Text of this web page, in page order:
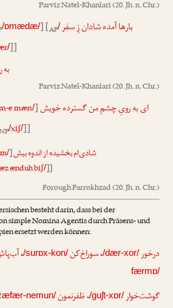
Parviz Natel-Khanlari(20. Jh. n. Chr.)
بارهاآمدهشادانزِ سفر /ɒmædæ/] [AP/
/]]
Parviz Natel-Khanlari(20. Jh. n. Chr.)
ایبه رویِ چشمِ منگستردهخویش e mæn/]
NP/xiʃ/]]
شادیامبخشیدهاز اندوه بیش /]
æz ænduh biʃ/]]
Forough Farrokhzad(20. Jh. n. Chr.)
besteht darin, dass bei der
Nomina Agentis durch Präsens- und
ersetzt werden können:
درخور/dær-xor/،سوراخ‌کن/surɒx-kon/،
færmɒ/
گوشت‌خوار/guʃt-xɒr/،ظفرنمونnemun/